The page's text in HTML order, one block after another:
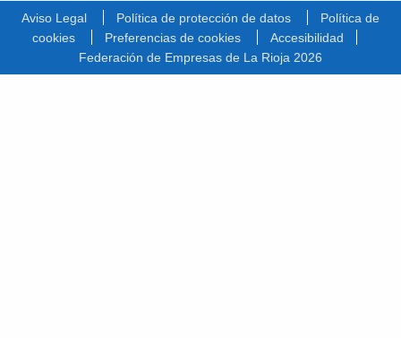
Aviso Legal Política de protección de datos
Política de
cookies
Preferencias de cookies
Accesibilidad
Federación de Empresas de La Rioja 2026